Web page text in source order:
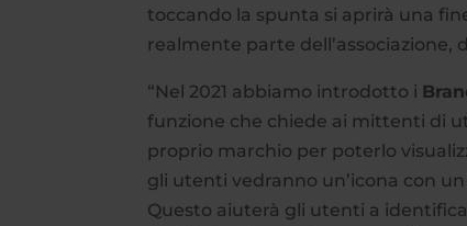
toccando la spunta si aprirà una
realmente parte dell’associazione,
“Nel 2021 abbiamo introdotto i
funzione che chiede ai mittenti di
proprio marchio per poterlo
gli utenti vedranno un’icona con
Questo aiuterà gli utenti a